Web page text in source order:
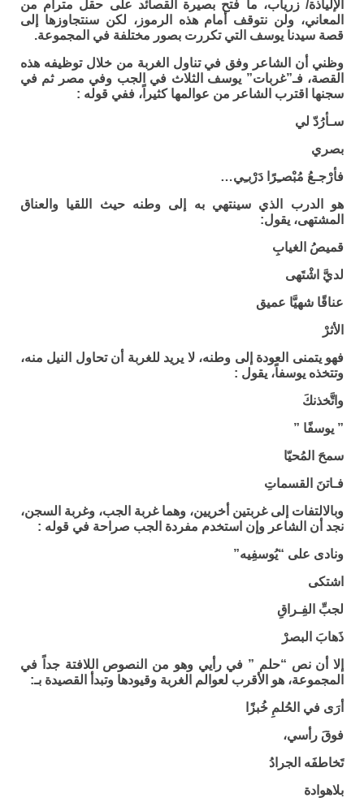
الإلياذة/ زرياب، ما فتح بصيرة القصائد على حقل مترام من
المعاني، ولن نتوقف أمام هذه الرموز، لكن سنتجاوزها إلى
قصة سيدنا يوسف التي تكررت بصور مختلفة في المجموعة.
وظني أن الشاعر وفق في تناول الغربة من خلال توظيفه هذه
القصة، فـ”غربات” يوسف الثلاث في الجب وفي مصر ثم في
سجنها اقترب الشاعر من عوالمها كثيراً، ففي قوله :
سـأرُدّ لي
بصري
فأرْجـعُ مُبْصـِرًا دَرْبـِي…
هو الدرب الذي سينتهي به إلى وطنه حيث اللقيا والعناق
المشتهى، يقول:
قميصُ الغيابِ
لديَّ اشْتَهى
عناقًا شهيَّا عميق
الأثرْ
فهو يتمنى العودة إلى وطنه، لا يريد للغربة أن تحاول النيل منه،
وتتخذه يوسفاً، يقول :
واتَّخذنكَ
” يوسفًا ”
سمحَ المُحيّا
فـاتنَ القسماتِ
وبالالتفات إلى غربتين أخريين، وهما غربة الجب، وغربة السجن،
نجد أن الشاعر وإن استخدم مفردة الجب صراحة في قوله :
ونادى على “يُوسفِيه”
اشتكى
لجبِّ الفِـراقِ
ذَهابَ البصرْ
إلا أن نص “حلم ” في رأيي وهو من النصوص اللافتة جداً في
المجموعة، هو الأقرب لعوالم الغربة وقيودها وتبدأ القصيدة بـ:
أرَى في الحُلمِ خُبزًا
فوقَ رأسي،
تَخاطفَه الجرادُ
بلاهوادة